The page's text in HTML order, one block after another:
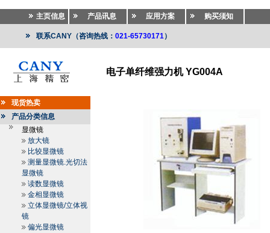
主页信息 产品讯息 应用方案 购买须知
联系CANY（咨询热线： 021-65730171）
电子单纤维强力机 YG004A
现货热卖
产品分类信息
显微镜
放大镜
比较显微镜
测量显微镜.光切法
显微镜
读数显微镜
金相显微镜
立体显微镜/立体视
镜
偏光显微镜